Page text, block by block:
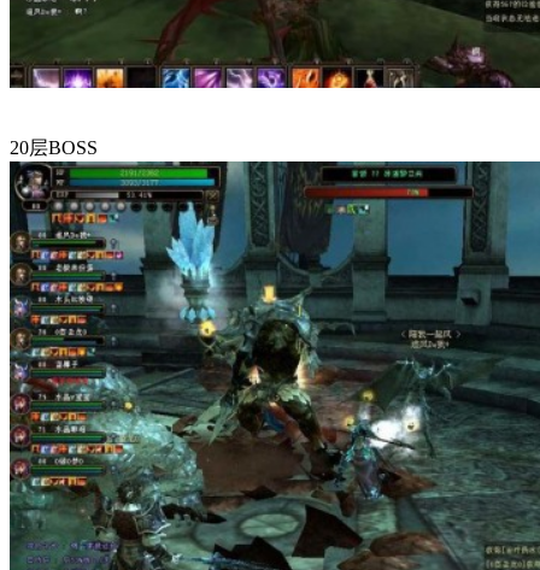
20层BOSS